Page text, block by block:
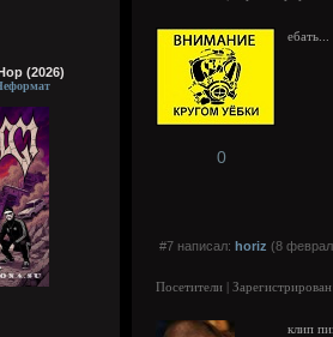
(2026)
0
#7 написал: horiz (8
Посетители |
клип